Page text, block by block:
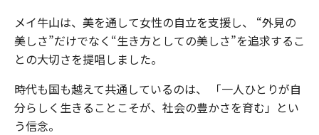
メイ牛山は、美を通して女性の自立を支援し、 “外見の
美しさ”だけでなく“生き方としての美しさ”を追求するこ
との大切さを提唱しました。
時代も国も越えて共通しているのは、 「一人ひとりが自
分らしく生きることこそが、社会の豊かさを育む」とい
う信念。